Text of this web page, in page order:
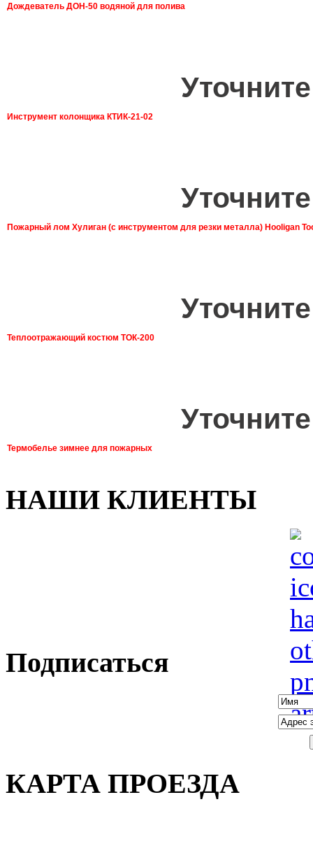
Дождеватель ДОН-50 водяной для полива
Инструмент колонщика КТИК-21-02
Пожарный лом Хулиган (с инструментом для резки металла) Hooligan
Теплоотражающий костюм ТОК-200
Термобелье зимнее для пожарных
НАШИ КЛИЕНТЫ
Подписаться
КАРТА ПРОЕЗДА